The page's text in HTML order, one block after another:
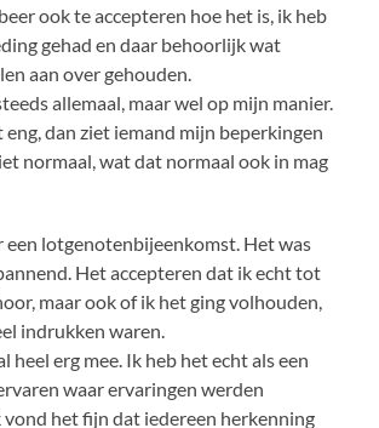
ook te accepteren hoe het is, ik heb
gehad en daar behoorlijk wat
aan over gehouden.
allemaal, maar wel op mijn manier.
dan ziet iemand mijn beperkingen
normaal, wat dat normaal ook in mag
een lotgenotenbijeenkomst. Het was
Het accepteren dat ik echt tot
maar ook of ik het ging volhouden,
indrukken waren.
heel erg mee. Ik heb het echt als een
waar ervaringen werden
vond het fijn dat iedereen herkenning